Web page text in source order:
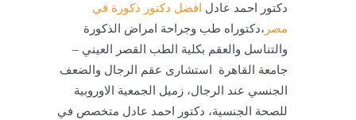
دكتور احمد عادل افضل دكتور ذكورة في
مصر ،دكتوراه طب وجراحة امراض الذكورة
والتناسل والعقم بكلية الطب القصر العيني –
جامعة القاهرة استشارى عقم الرجال والضعف
الجنسي عند الرجال، زميل الجمعية الاوروبية
للصحة الجنسية، دكتور احمد عادل متخصص في